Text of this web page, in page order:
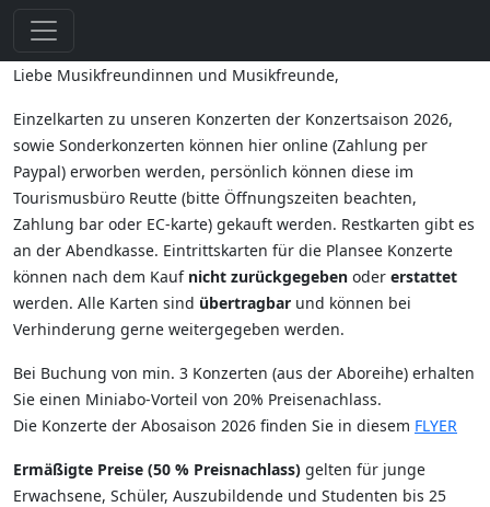
Liebe Musikfreundinnen und Musikfreunde,
Einzelkarten zu unseren Konzerten der Konzertsaison 2026,
sowie Sonderkonzerten können hier online (Zahlung per
Paypal) erworben werden, persönlich können diese im
Tourismusbüro Reutte (bitte Öffnungszeiten beachten,
Zahlung bar oder EC-karte) gekauft werden. Restkarten gibt es
an der Abendkasse. Eintrittskarten für die Plansee Konzerte
können nach dem Kauf nicht zurückgegeben oder erstattet
werden. Alle Karten sind übertragbar und können bei
Verhinderung gerne weitergegeben werden.
Bei Buchung von min. 3 Konzerten (aus der Aboreihe) erhalten
Sie einen Miniabo-Vorteil von 20% Preisenachlass.
Die Konzerte der Abosaison 2026 finden Sie in diesem FLYER
Ermäßigte Preise (50 % Preisnachlass) gelten für junge
Erwachsene, Schüler, Auszubildende und Studenten bis 25